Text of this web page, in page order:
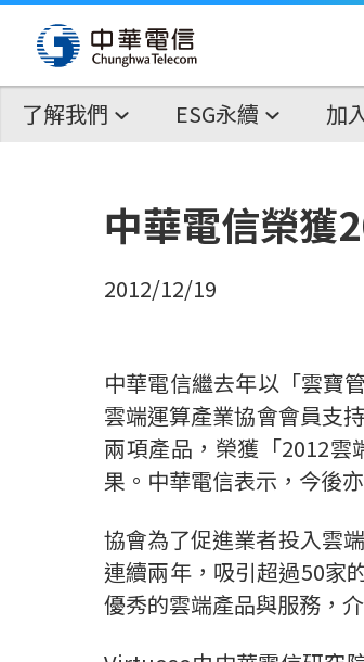
了解我們 ESG永續 加
中華電信榮獲
2012/12/19
中華電信繼去年以「雲寶
雲端運算產業協會會員支
兩項產品，榮獲「2012
果。中華電信表示，今後
協會為了促進業者投入雲
連續兩年，吸引超過50家
優秀的雲端產品與服務，